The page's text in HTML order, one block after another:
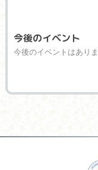
今後のイベント
今後のイベントはありま